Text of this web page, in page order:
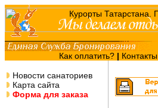
Как оплатить? | Контакты
Новости санаториев
Карта сайта
Форма для заказа